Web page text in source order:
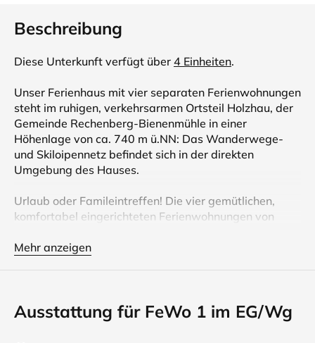
Beschreibung
Diese Unterkunft verfügt über 4 Einheiten.
Unser Ferienhaus mit vier separaten Ferienwohnungen
steht im ruhigen, verkehrsarmen Ortsteil Holzhau, der
Gemeinde Rechenberg-Bienenmühle in einer
Höhenlage von ca. 740 m ü.NN: Das Wanderwege-
und Skiloipennetz befindet sich in der direkten
Umgebung des Hauses.
Urlaub oder Famileintreffen! Die vier gemütlichen,
komfortabel eingerichteten Ferienwohnungen von
Platz zum Wohlfühlen und Feiern. Ein Menüservice
Quellwasser, eine Faßsauna mit Solardusche und
beheizbaren Außenwasserbecken.
Mehr anzeigen
Ausstattung für FeWo 1 im EG/Wg